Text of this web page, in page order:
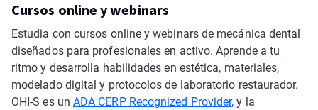
Cursos online y webinars
Estudia con cursos online y webinars de mecánica dental
diseñados para profesionales en activo. Aprende a tu
ritmo y desarrolla habilidades en estética, materiales,
modelado digital y protocolos de laboratorio restaurador.
OHI-S es un ADA CERP Recognized Provider, y la